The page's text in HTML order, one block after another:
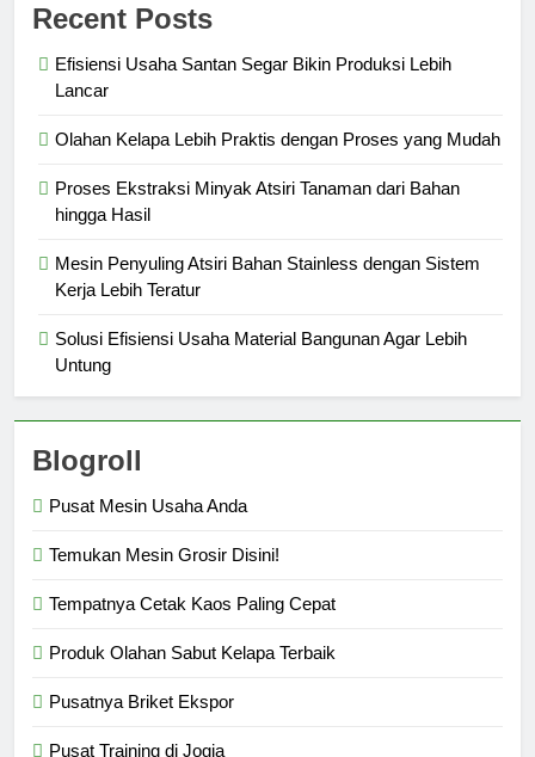
Recent Posts
Efisiensi Usaha Santan Segar Bikin Produksi Lebih
Lancar
Olahan Kelapa Lebih Praktis dengan Proses yang Mudah
Proses Ekstraksi Minyak Atsiri Tanaman dari Bahan
hingga Hasil
Mesin Penyuling Atsiri Bahan Stainless dengan Sistem
Kerja Lebih Teratur
Solusi Efisiensi Usaha Material Bangunan Agar Lebih
Untung
Blogroll
Pusat Mesin Usaha Anda
Temukan Mesin Grosir Disini!
Tempatnya Cetak Kaos Paling Cepat
Produk Olahan Sabut Kelapa Terbaik
Pusatnya Briket Ekspor
Pusat Training di Jogja